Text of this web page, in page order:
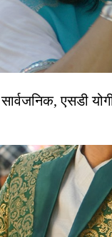
एसडी